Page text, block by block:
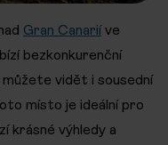
Gran Canarií ve
bezkonkurenční
vidět i sousední
místo je ideální pro
krásné výhledy a